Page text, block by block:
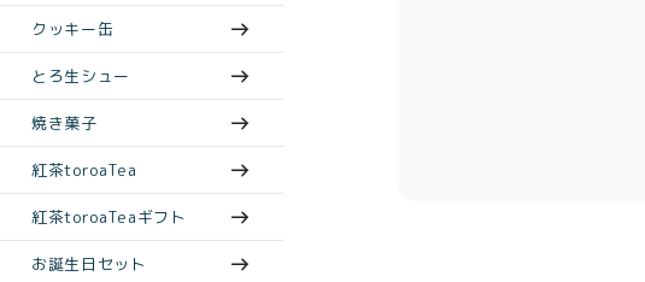
クッキー缶
とろ生シュー
焼き菓子
紅茶toroaTea
紅茶toroaTeaギフト
お誕生日セット